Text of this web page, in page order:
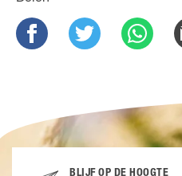
BLIJF OP DE HOOGTE